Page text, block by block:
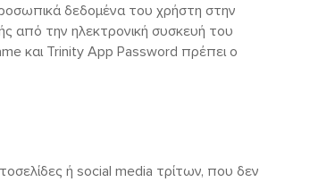
δεδομένα του χρήστη στην
από την ηλεκτρονική συσκευή του
και Trinity App Password πρέπει ο
ή social media τρίτων, που δεν